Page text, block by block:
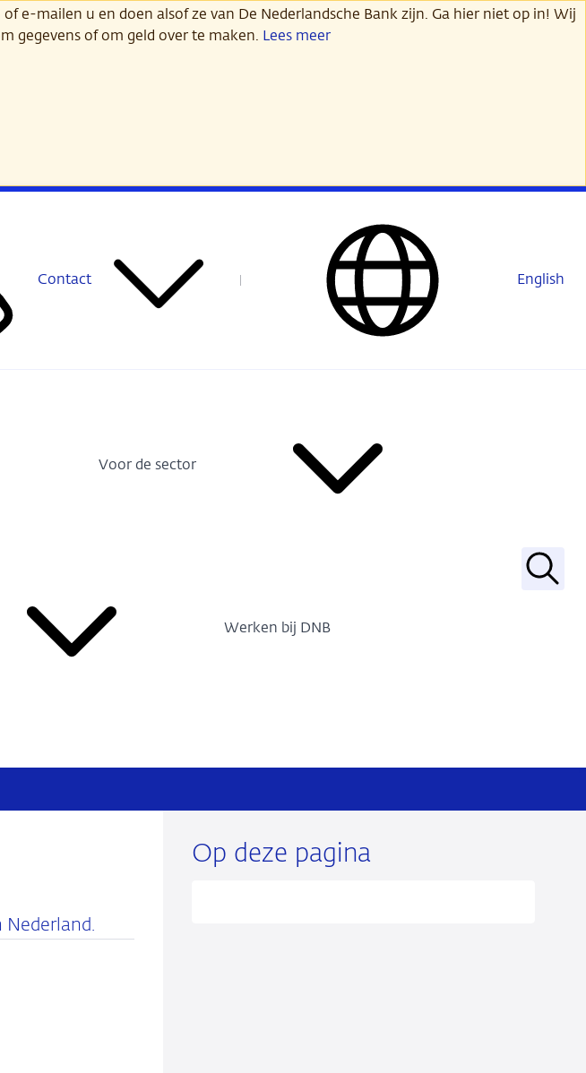
e-mailen u en doen alsof ze van De Nederlandsche Bank zijn. Ga hier niet op in! Wij
gegevens of om geld over te maken. Lees meer
Contact English
Voor de sector
Werken bij DNB
Zoek
Op deze pagina
Nederland.